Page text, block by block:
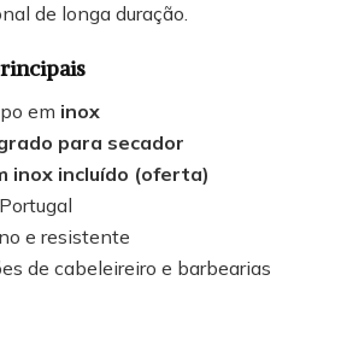
de longa duração.
em inox
para secador
inox incluído (oferta)
e resistente
de cabeleireiro e barbearias